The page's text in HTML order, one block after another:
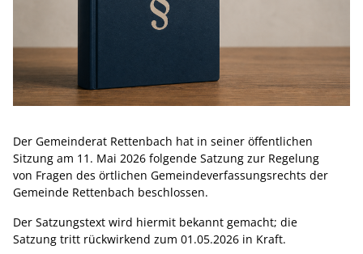
Der Gemeinderat Rettenbach hat in seiner öffentlichen
Sitzung am 11. Mai 2026 folgende Satzung zur Regelung
von Fragen des örtlichen Gemeindeverfassungsrechts der
Gemeinde Rettenbach beschlossen.
Der Satzungstext wird hiermit bekannt gemacht; die
Satzung tritt rückwirkend zum 01.05.2026 in Kraft.